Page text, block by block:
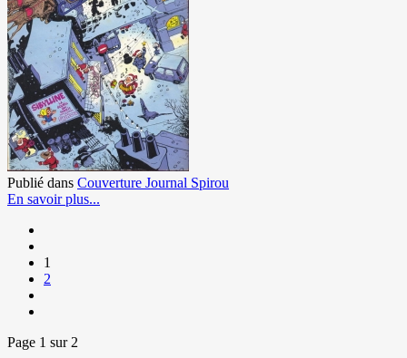
Publié dans Couverture Journal Spirou
En savoir plus...
1
2
Page 1 sur 2